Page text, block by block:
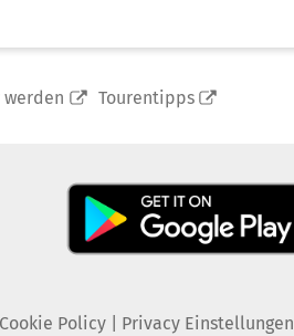
Tourentipps
Cookie Policy| Privacy Einstellungen